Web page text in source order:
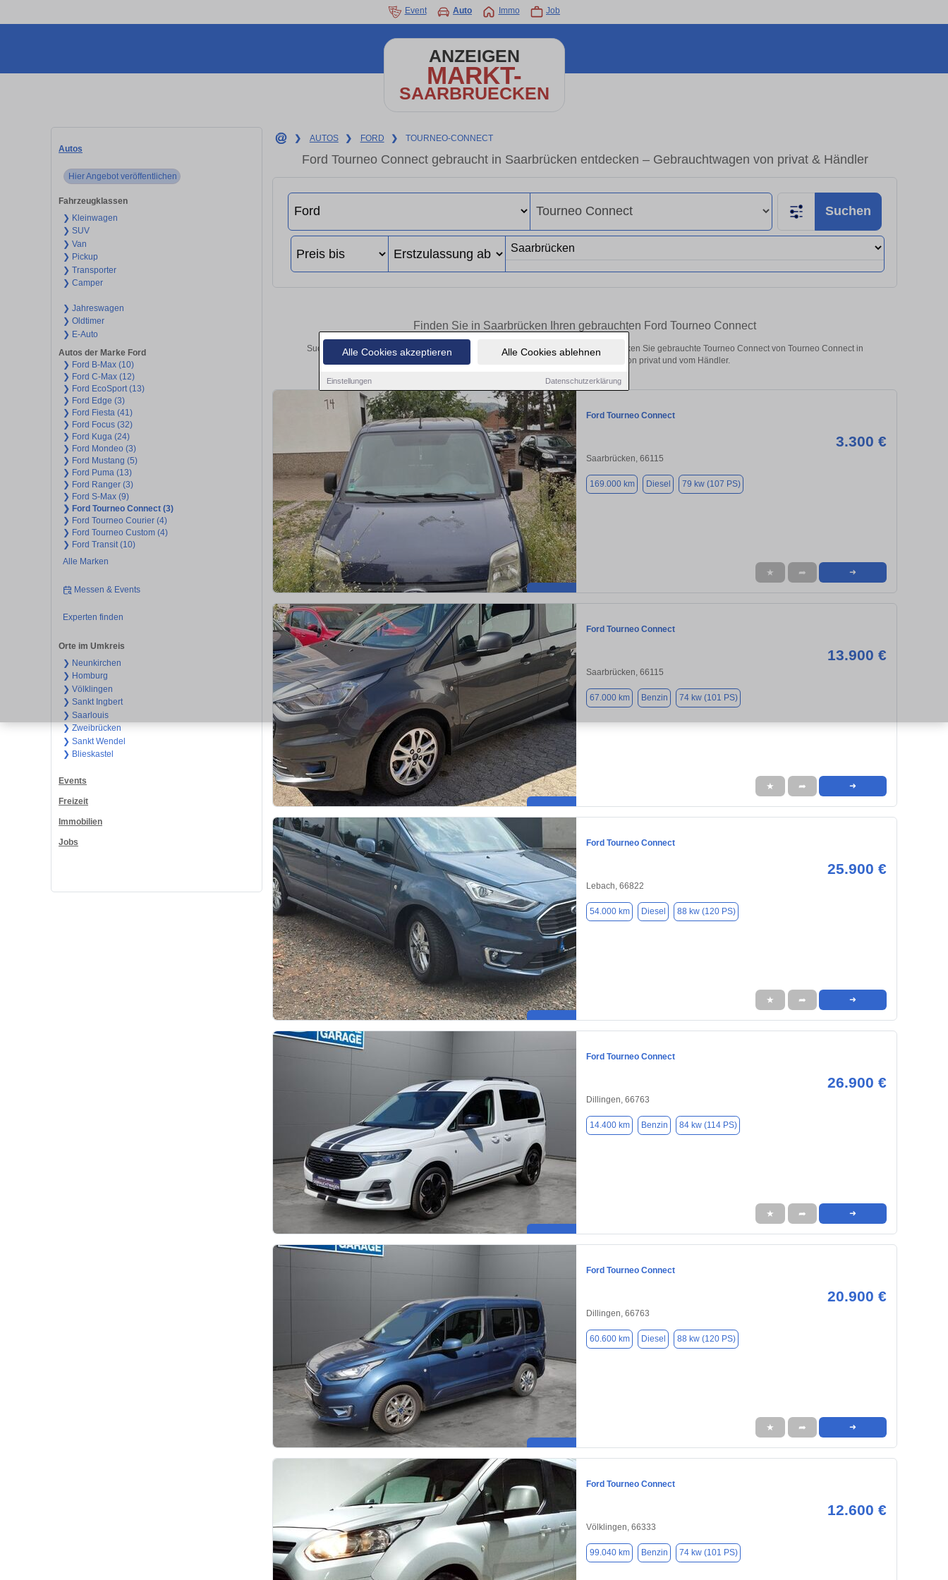
Alle Cookies akzeptieren Alle Cookies ablehnen
Einstellungen Datenschutzerklärung
Event Auto Immo Job
ANZEIGEN
MARKT-
SAARBRUECKEN
Autos
Hier Angebot veröffentlichen
Fahrzeugklassen
❯ Kleinwagen
❯ SUV
❯ Van
❯ Pickup
❯ Transporter
❯ Camper
❯ Jahreswagen
❯ Oldtimer
❯ E-Auto
Autos der Marke Ford
❯ Ford B-Max (10)
❯ Ford C-Max (12)
❯ Ford EcoSport (13)
❯ Ford Edge (3)
❯ Ford Fiesta (41)
❯ Ford Focus (32)
❯ Ford Kuga (24)
❯ Ford Mondeo (3)
❯ Ford Mustang (5)
❯ Ford Puma (13)
❯ Ford Ranger (3)
❯ Ford S-Max (9)
❯ Ford Tourneo Connect (3)
❯ Ford Tourneo Courier (4)
❯ Ford Tourneo Custom (4)
❯ Ford Transit (10)
Alle Marken
Messen & Events
Experten finden
Orte im Umkreis
❯ Neunkirchen
❯ Homburg
❯ Völklingen
❯ Sankt Ingbert
❯ Saarlouis
❯ Zweibrücken
❯ Sankt Wendel
❯ Blieskastel
Events
Freizeit
Immobilien
Jobs
❯ AUTOS ❯ FORD ❯ TOURNEO-CONNECT
Ford Tourneo Connect gebraucht in Saarbrücken entdecken – Gebrauchtwagen von privat & Händler
Suchen
Finden Sie in Saarbrücken Ihren gebrauchten Ford Tourneo Connect
Suchen Sie in Saarbrücken einen Ford Tourneo Connect Gebrauchtwagen? Entdecken Sie gebrauchte Tourneo Connect von Tourneo Connect in
verschiedenen Ausführungen und Preisklassen von privat und vom Händler.
Ford Tourneo Connect
3.300 €
Saarbrücken, 66115
169.000 km Diesel 79 kw (107 PS)
★ ➦ ➜
Ford Tourneo Connect
13.900 €
Saarbrücken, 66115
67.000 km Benzin 74 kw (101 PS)
★ ➦ ➜
Ford Tourneo Connect
25.900 €
Lebach, 66822
54.000 km Diesel 88 kw (120 PS)
★ ➦ ➜
Ford Tourneo Connect
26.900 €
Dillingen, 66763
14.400 km Benzin 84 kw (114 PS)
★ ➦ ➜
Ford Tourneo Connect
20.900 €
Dillingen, 66763
60.600 km Diesel 88 kw (120 PS)
★ ➦ ➜
Ford Tourneo Connect
12.600 €
Völklingen, 66333
99.040 km Benzin 74 kw (101 PS)